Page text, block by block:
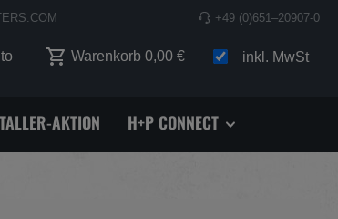
+49 (0)651–20907-0
auf dem Merkzettel
Warenkorb 0,00 € inkl. MwSt
AKTION H+P CONNECT